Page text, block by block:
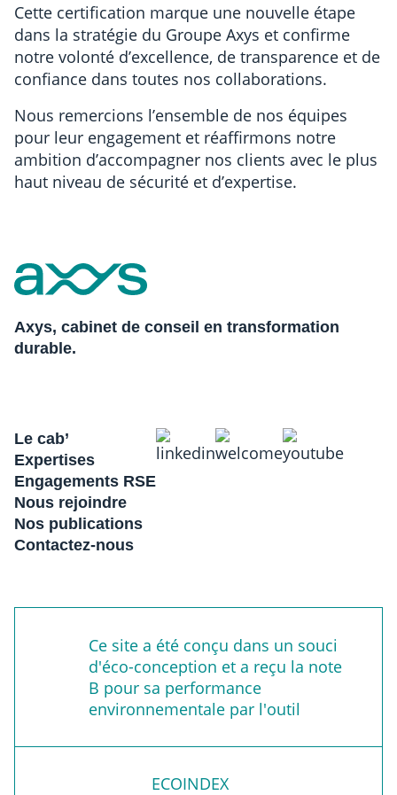
Cette certification marque une nouvelle étape
dans la stratégie du Groupe Axys et confirme
notre volonté d’excellence, de transparence et de
confiance dans toutes nos collaborations.
Nous remercions l’ensemble de nos équipes
pour leur engagement et réaffirmons notre
ambition d’accompagner nos clients avec le plus
haut niveau de sécurité et d’expertise.
Axys, cabinet de conseil en transformation
durable.
Le cab’
Expertises
Engagements RSE
Nous rejoindre
Nos publications
Contactez-nous
Ce site a été conçu dans un souci
d'éco-conception et a reçu la note
B pour sa performance
environnementale par l'outil
ECOINDEX